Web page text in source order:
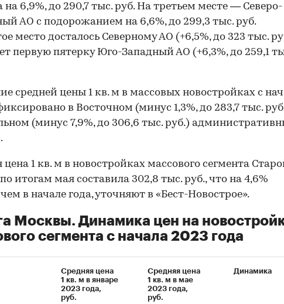
на 6,9%, до 290,7 тыс. руб. На третьем месте — Северо-
АО с подорожанием на 6,6%, до 299,3 тыс. руб.
место досталось Северному АО (+6,5%, до 323 тыс.
первую пятерку Юго-Западный АО (+6,3%, до 259,1
средней цены 1 кв. м в массовых новостройках с
в Восточном (минус 1,3%, до 283,7 тыс.
(минус 7,9%, до 306,6 тыс. руб.)
цена 1 кв. м в новостройках массового сегмента
итогам мая составила 302,8 тыс. руб., что на 4,6%
в начале года, уточняют в «Бест-Новострое».
Москвы. Динамика цен на
сегмента с начала 2023 года
Средняя цена
1 кв. м в январе
2023 года,
руб.
Средняя цена
1 кв. м в мае
2023 года,
руб.
Динамика